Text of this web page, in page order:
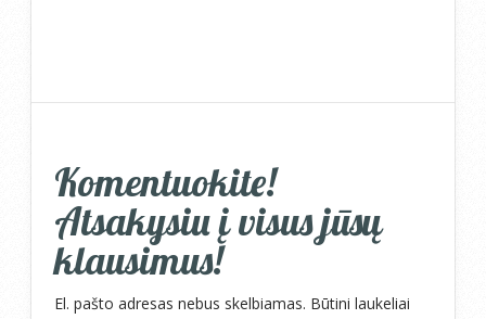
Komentuokite!
Atsakysiu į visus jūsų
klausimus!
El. pašto adresas nebus skelbiamas. Būtini laukeliai